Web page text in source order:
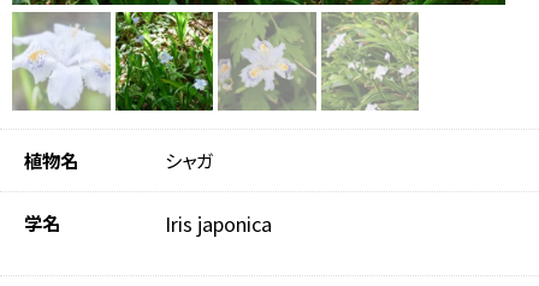
植物名 シャガ
学名 Iris japonica